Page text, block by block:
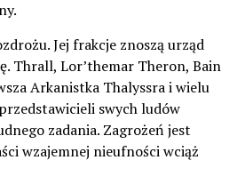
Jej frakcje znoszą urząd
Thrall, Lor’themar Theron, Bain
Arkanistka Thalyssra i wielu
swych ludów
zadania. Zagrożeń jest
wzajemnej nieufności wciąż